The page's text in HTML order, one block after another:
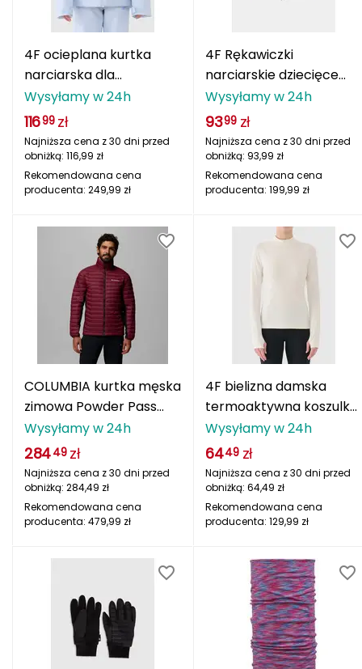
Keen
Klymit
Kohla
LOOP WALK
La Sportiva
Leki
Lifesystems
Lifeventure
Lizard
4F ocieplana kurtka
narciarska dla
dziewczynek
4FJWAW25TTJAF0817
błękitna
Wysyłamy w 24h
11699 zł
Najniższa cena z 30 dni przed
obniżką: 116,99 zł
Rekomendowana cena
producenta: 249,99 zł
4F Rękawiczki
narciarskie dziecięce
F147 fioletowe
Wysyłamy w 24h
9399 zł
Najniższa cena z 30 dni przed
obniżką: 93,99 zł
Rekomendowana cena
producenta: 199,99 zł
COLUMBIA kurtka męska
zimowa Powder Pass
Hybrid czerwony
Wysyłamy w 24h
28449 zł
Najniższa cena z 30 dni przed
obniżką: 284,49 zł
Rekomendowana cena
producenta: 479,99 zł
4F bielizna damska
termoaktywna koszulka
z drapanej dzianiny
4FWAW25UBRUF093
biały
Wysyłamy w 24h
6449 zł
Najniższa cena z 30 dni przed
obniżką: 64,49 zł
Rekomendowana cena
producenta: 129,99 zł